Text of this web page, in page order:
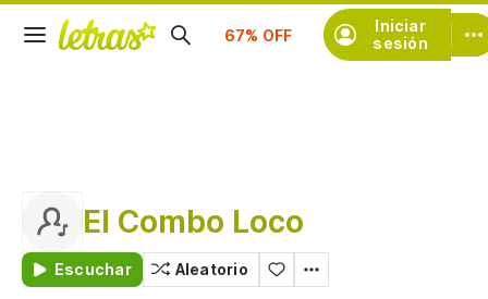
Iniciar
sesión
Suscríbete
El Combo Loco
Escuchar Aleatorio